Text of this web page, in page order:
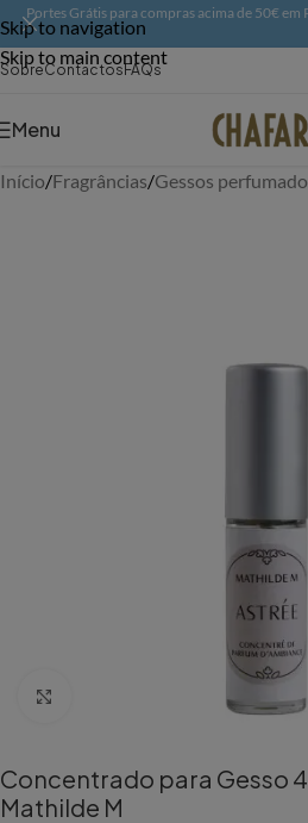
Skip to navigation
Skip to main content
Portes Grátis para compras acima de 50€
SobreContactosFAQs
Menu
Início/Fragrâncias/Gessos
Concentrado para Gesso
Mathilde M